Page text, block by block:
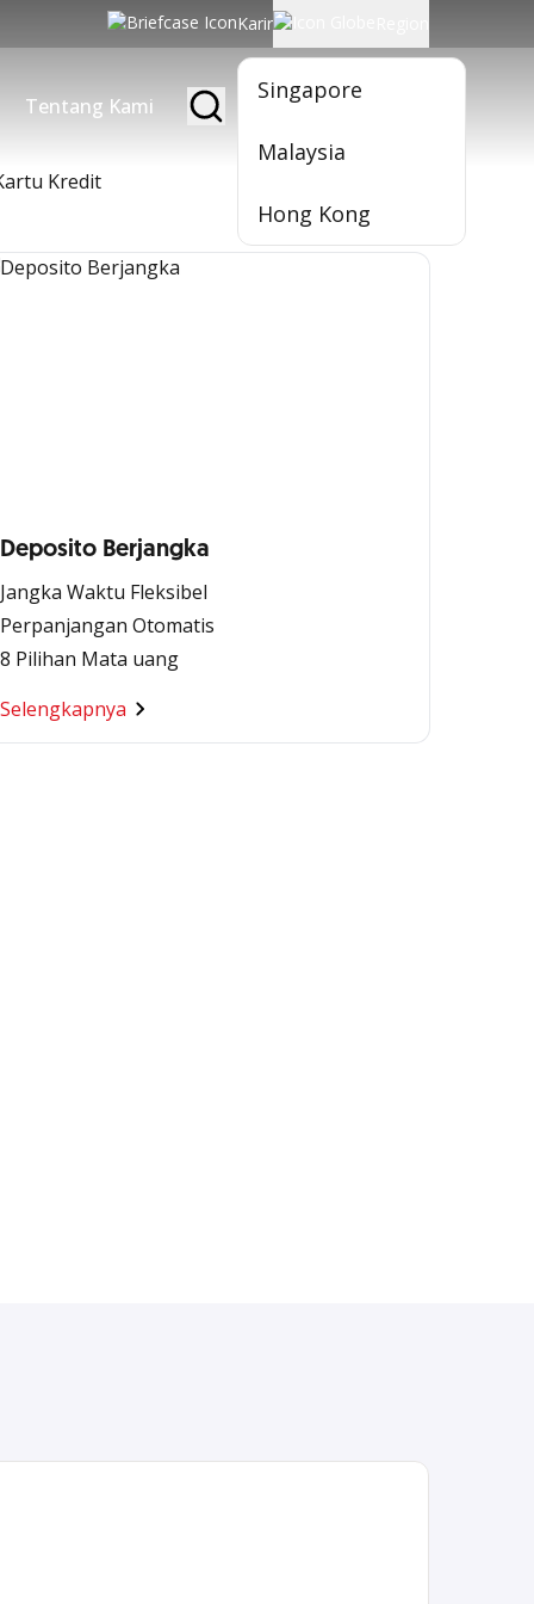
Karir
Singapore
Malaysia
Hong Kong
Tentang Kami Jadi Nasabah
Kredit
Deposito Berjangka
Jangka Waktu Fleksibel
Perpanjangan Otomatis
8 Pilihan Mata uang
Selengkapnya